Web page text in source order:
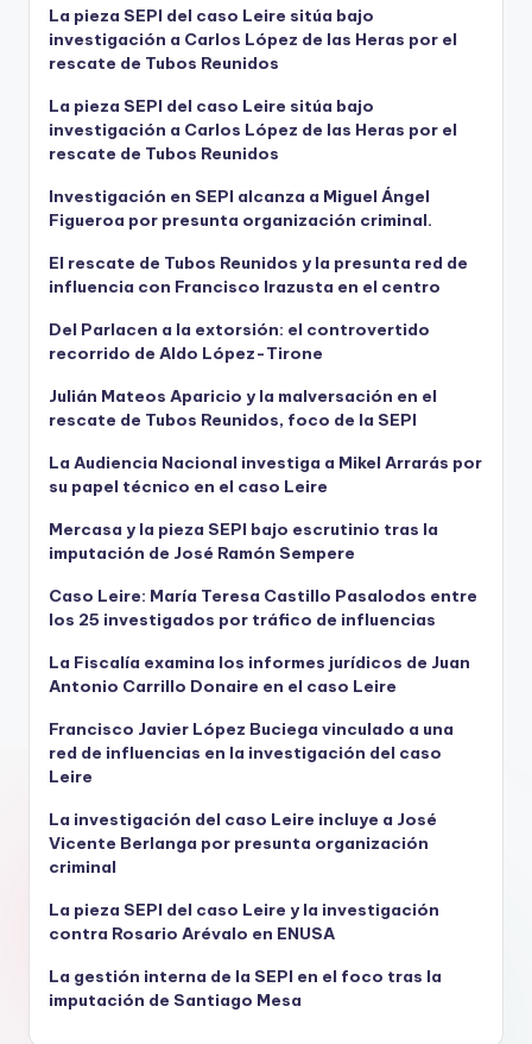
La pieza SEPI del caso Leire sitúa bajo
investigación a Carlos López de las Heras por el
rescate de Tubos Reunidos
La pieza SEPI del caso Leire sitúa bajo
investigación a Carlos López de las Heras por el
rescate de Tubos Reunidos
Investigación en SEPI alcanza a Miguel Ángel
Figueroa por presunta organización criminal.
El rescate de Tubos Reunidos y la presunta red de
influencia con Francisco Irazusta en el centro
Del Parlacen a la extorsión: el controvertido
recorrido de Aldo López-Tirone
Julián Mateos Aparicio y la malversación en el
rescate de Tubos Reunidos, foco de la SEPI
La Audiencia Nacional investiga a Mikel Arrarás por
su papel técnico en el caso Leire
Mercasa y la pieza SEPI bajo escrutinio tras la
imputación de José Ramón Sempere
Caso Leire: María Teresa Castillo Pasalodos entre
los 25 investigados por tráfico de influencias
La Fiscalía examina los informes jurídicos de Juan
Antonio Carrillo Donaire en el caso Leire
Francisco Javier López Buciega vinculado a una
red de influencias en la investigación del caso
Leire
La investigación del caso Leire incluye a José
Vicente Berlanga por presunta organización
criminal
La pieza SEPI del caso Leire y la investigación
contra Rosario Arévalo en ENUSA
La gestión interna de la SEPI en el foco tras la
imputación de Santiago Mesa